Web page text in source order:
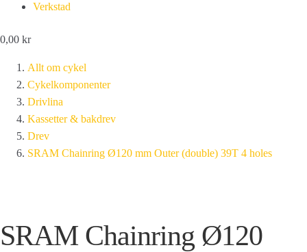
Verkstad
0,00 kr
Allt om cykel
Cykelkomponenter
Drivlina
Kassetter & bakdrev
Drev
SRAM Chainring Ø120 mm Outer (double) 39T 4 holes
SRAM Chainring Ø120